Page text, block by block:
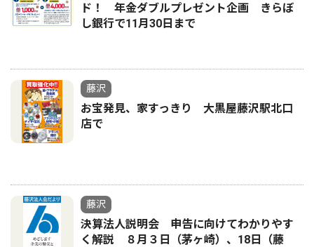
ド！ 年金ダブルプレゼント企画 きらぼ
し銀行で11月30日まで
藤沢
お宝発見、家すっきり 大黒屋藤沢駅北口
店で
藤沢
決算法人説明会 申告に向けてわかりやす
く解説 ８月３日（茅ヶ崎）、18日（藤